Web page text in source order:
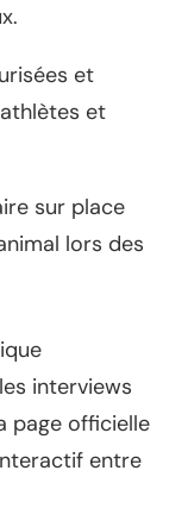
et
et
sur place
lors des
interviews
page officielle
entre